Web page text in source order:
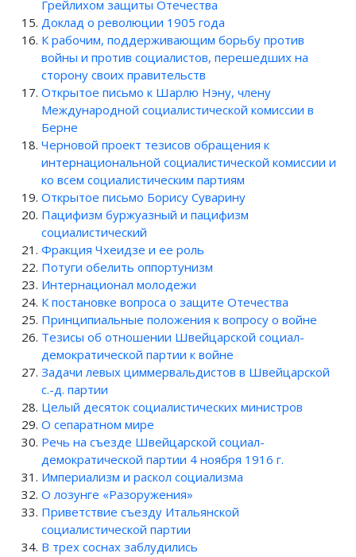
Грейлихом защиты Отечества
Доклад о революции 1905 года
К рабочим, поддерживающим борьбу против
войны и против социалистов, перешедших на
сторону своих правительств
Открытое письмо к Шарлю Нэну, члену
Международной социалистической комиссии в
Берне
Черновой проект тезисов обращения к
интернациональной социалистической комиссии и
ко всем социалистическим партиям
Открытое письмо Борису Суварину
Пацифизм буржуазный и пацифизм
социалистический
Фракция Чхеидзе и ее роль
Потуги обелить оппортунизм
Интернационал молодежи
К постановке вопроса о защите Отечества
Принципиальные положения к вопросу о войне
Тезисы об отношении Швейцарской социал-
демократической партии к войне
Задачи левых циммервальдистов в Швейцарской
с.-д. партии
Целый десяток социалистических министров
О сепаратном мире
Речь на съезде Швейцарской социал-
демократической партии 4 ноября 1916 г.
Империализм и раскол социализма
О лозунге «Разоружения»
Приветствие съезду Итальянской
социалистической партии
В трех соснах заблудились